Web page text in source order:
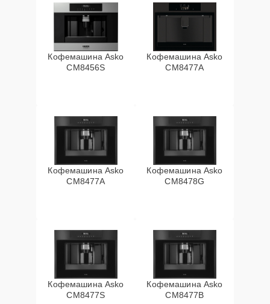
Кофемашина Asko
CM8456S
Кофемашина Asko
CM8477A
Кофемашина Asko
СМ8477А
Кофемашина Asko
CM8478G
Кофемашина Asko
CM8477S
Кофемашина Asko
CM8477B